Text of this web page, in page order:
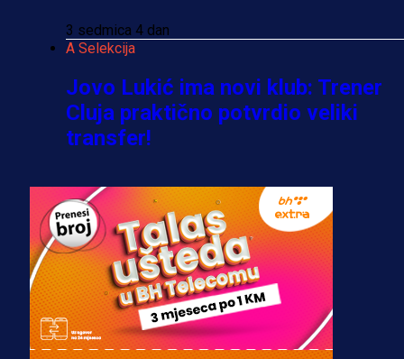
3 sedmica 4 dan
A Selekcija
Jovo Lukić ima novi klub: Trener
Cluja praktično potvrdio veliki
transfer!
A Selekcija
Stigla potvrda od predsjednika
kluba: Jovo Lukić uskoro pravi
transfer!?
3 sedmica 4 dan
A Selekcija